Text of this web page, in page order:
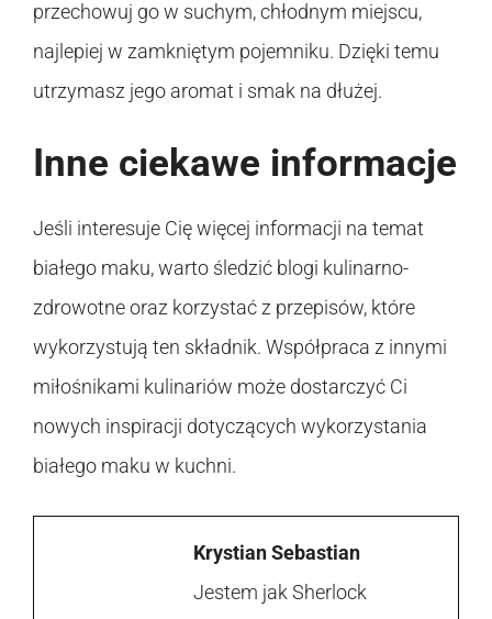
przechowuj go w suchym, chłodnym miejscu,
najlepiej w zamkniętym pojemniku. Dzięki temu
utrzymasz jego aromat i smak na dłużej.
Inne ciekawe informacje
Jeśli interesuje Cię więcej informacji na temat
białego maku, warto śledzić blogi kulinarno-
zdrowotne oraz korzystać z przepisów, które
wykorzystują ten składnik. Współpraca z innymi
miłośnikami kulinariów może dostarczyć Ci
nowych inspiracji dotyczących wykorzystania
białego maku w kuchni.
Krystian Sebastian
Jestem jak Sherlock